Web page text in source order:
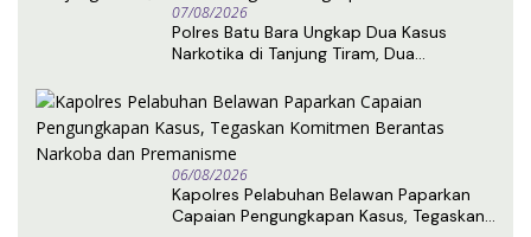
07/08/2026
Polres Batu Bara Ungkap Dua Kasus
Narkotika di Tanjung Tiram, Dua
06/08/2026
Kapolres Pelabuhan Belawan Paparkan
Capaian Pengungkapan Kasus, Tegaskan